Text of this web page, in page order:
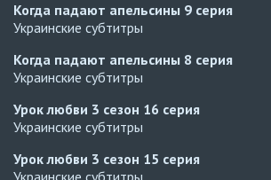
Когда падают апельсины 9 серия
Украинские субтитры
Когда падают апельсины 8 серия
Украинские субтитры
Урок любви 3 сезон 16 серия
Украинские субтитры
Урок любви 3 сезон 15 серия